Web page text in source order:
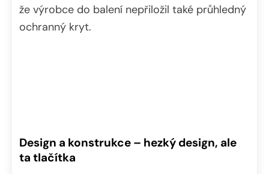
že výrobce do balení nepřiložil také průhledný
ochranný kryt.
Design a konstrukce – hezký design, ale
ta tlačítka